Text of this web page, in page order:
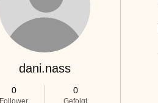
dani.nass
0
Follower
0
Gefolgt